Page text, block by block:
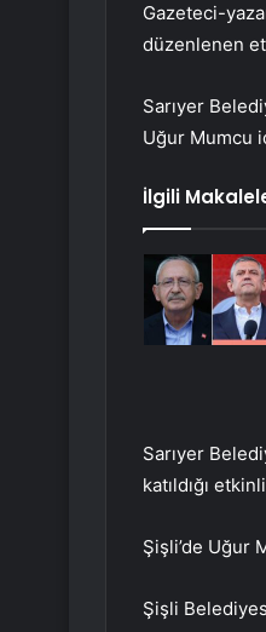
Gazeteci-
düzenlenen
Sarıyer
Uğur Mumcu
İlgili
Sarıyer
katıldığı
Şişli’de Uğur
Şişli